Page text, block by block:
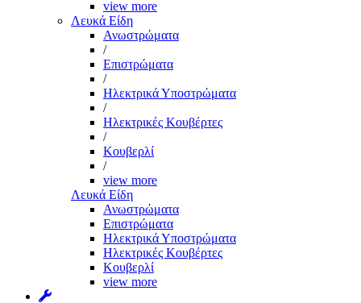
view more
Λευκά Είδη
Ανωστρώματα
/
Επιστρώματα
/
Ηλεκτρικά Υποστρώματα
/
Ηλεκτρικές Κουβέρτες
/
Κουβερλί
/
view more
Λευκά Είδη
Ανωστρώματα
Επιστρώματα
Ηλεκτρικά Υποστρώματα
Ηλεκτρικές Κουβέρτες
Κουβερλί
view more